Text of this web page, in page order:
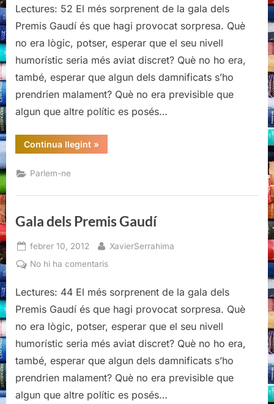
dels
Premis
Lectures: 52 El més sorprenent de la gala dels
Premis Gaudí és que hagi provocat sorpresa. Què
no era lògic, potser, esperar que el seu nivell
humorístic seria més aviat discret? Què no ho era,
també, esperar que algun dels damnificats s’ho
prendrien malament? Què no era previsible que
algun que altre polític es posés…
Continua llegint“Gala
dels
»
Parlem-ne
Gala dels Premis Gaudí
Posted
on
febrer 10, 2012 By
XavierSerrahima
No hi ha comentarisa
dels
Premis
Lectures: 44 El més sorprenent de la gala dels
Premis Gaudí és que hagi provocat sorpresa. Què
no era lògic, potser, esperar que el seu nivell
humorístic seria més aviat discret? Què no ho era,
també, esperar que algun dels damnificats s’ho
prendrien malament? Què no era previsible que
algun que altre polític es posés…